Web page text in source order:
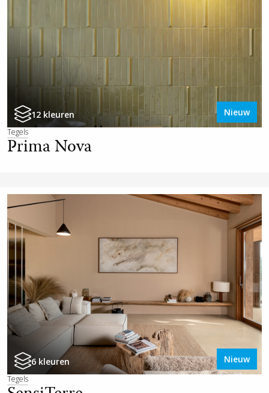
12 kleuren Nieuw
Tegels
Prima Nova
6 kleuren Nieuw
Tegels